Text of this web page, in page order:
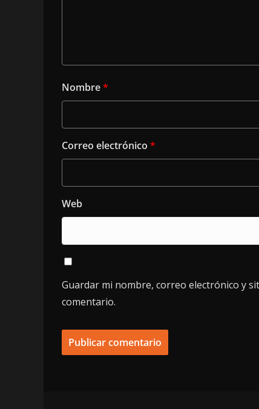
Nombre*
Correo electrónico *
Web
Guardar mi nombre, correo electrónico y
comentario.